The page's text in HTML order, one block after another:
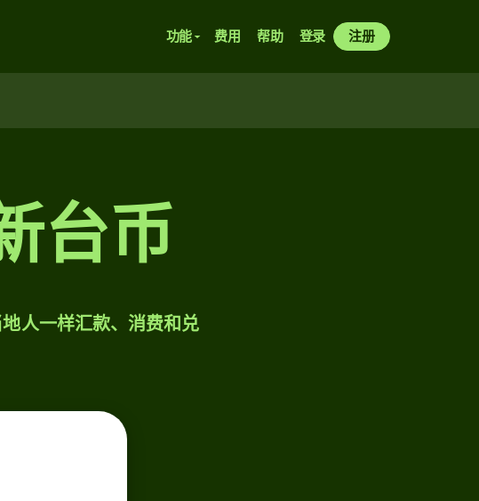
功能 费用 帮助 登录 注册
台币
人一样汇款、消费和兑